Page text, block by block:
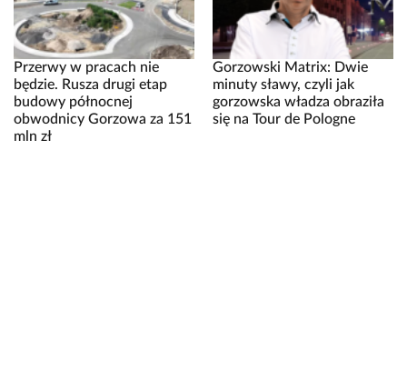
Przerwy w pracach nie
będzie. Rusza drugi etap
budowy północnej
obwodnicy Gorzowa za 151
mln zł
Gorzowski Matrix: Dwie
minuty sławy, czyli jak
gorzowska władza obraziła
się na Tour de Pologne